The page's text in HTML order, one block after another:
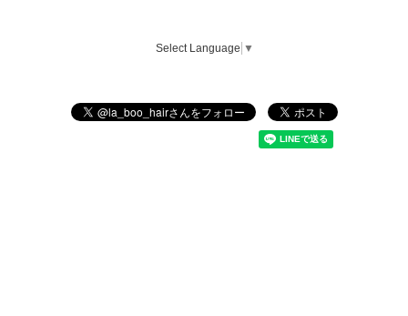
Select Language ▼